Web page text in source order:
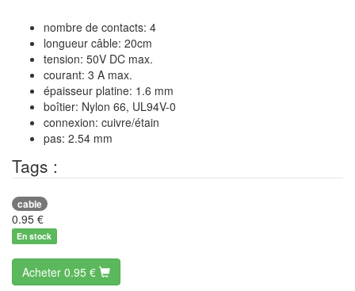
nombre de contacts: 4
longueur câble: 20cm
tension: 50V DC max.
courant: 3 A max.
épaisseur platine: 1.6 mm
boîtier: Nylon 66, UL94V-0
connexion: cuivre/étain
pas: 2.54 mm
Tags :
cable
0.95 €
En stock
Acheter 0.95 €